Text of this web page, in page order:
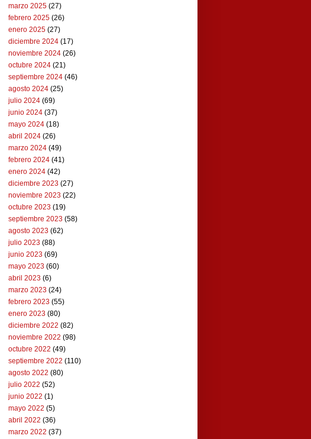
marzo 2025 (27)
febrero 2025 (26)
enero 2025 (27)
diciembre 2024 (17)
noviembre 2024 (26)
octubre 2024 (21)
septiembre 2024 (46)
agosto 2024 (25)
julio 2024 (69)
junio 2024 (37)
mayo 2024 (18)
abril 2024 (26)
marzo 2024 (49)
febrero 2024 (41)
enero 2024 (42)
diciembre 2023 (27)
noviembre 2023 (22)
octubre 2023 (19)
septiembre 2023 (58)
agosto 2023 (62)
julio 2023 (88)
junio 2023 (69)
mayo 2023 (60)
abril 2023 (6)
marzo 2023 (24)
febrero 2023 (55)
enero 2023 (80)
diciembre 2022 (82)
noviembre 2022 (98)
octubre 2022 (49)
septiembre 2022 (110)
agosto 2022 (80)
julio 2022 (52)
junio 2022 (1)
mayo 2022 (5)
abril 2022 (36)
marzo 2022 (37)